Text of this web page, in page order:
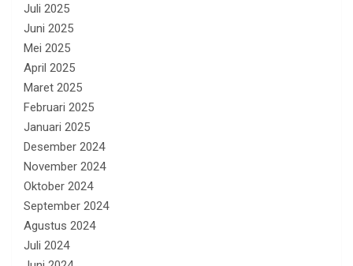
Juli 2025
Juni 2025
Mei 2025
April 2025
Maret 2025
Februari 2025
Januari 2025
Desember 2024
November 2024
Oktober 2024
September 2024
Agustus 2024
Juli 2024